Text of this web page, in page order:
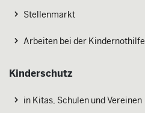
Stellenmarkt
Arbeiten bei der Kindernothilfe
Kinderschutz
in Kitas, Schulen und Vereinen